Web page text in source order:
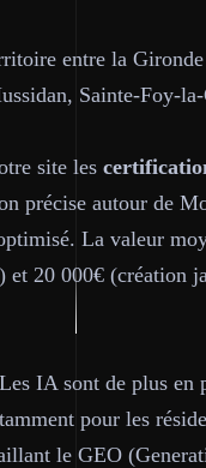
entre la
Sainte-Foy-
site les
précise autour de
La valeur
et 20 000€ (création
Les IA sont de plus en
pour les
le GEO